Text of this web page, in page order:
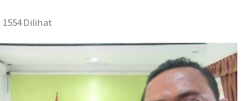
1554 Dilihat